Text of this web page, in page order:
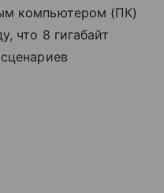
компьютером (ПК)
что 8 гигабайт